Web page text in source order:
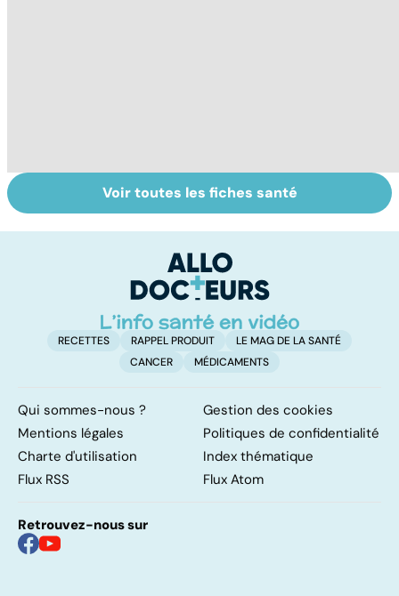
La tuberculose
pulmonaire
Rougeole :
l'importance de
Voir toutes les fiches santé
RECETTES RAPPEL PRODUIT
LE MAG DE LA SANTÉ
CANCER
MÉDICAMENTS
Qui sommes-nous ?
Gestion des cookies
Mentions légales
Politiques de confidentialité
Charte d'utilisation
Index thématique
Flux RSS
Flux Atom
Retrouvez-nous sur